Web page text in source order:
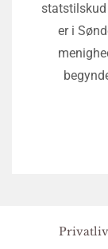
statstilskud
er i